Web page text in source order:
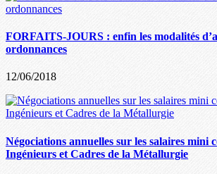
FORFAITS-JOURS : enfin les modalités
ordonnances
12/06/2018
Négociations annuelles sur les salaires mini
Ingénieurs et Cadres de la Métallurgie